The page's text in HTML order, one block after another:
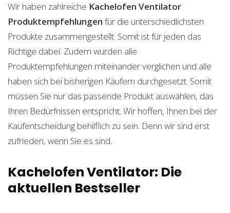
Wir haben zahlreiche Kachelofen Ventilator
Produktempfehlungen für die unterschiedlichsten
Produkte zusammengestellt. Somit ist für jeden das
Richtige dabei. Zudem wurden alle
Produktempfehlungen miteinander verglichen und alle
haben sich bei bisherigen Käufern durchgesetzt. Somit
müssen Sie nur das passende Produkt auswählen, das
Ihren Bedürfnissen entspricht. Wir hoffen, Ihnen bei der
Kaufentscheidung behilflich zu sein. Denn wir sind erst
zufrieden, wenn Sie es sind.
Kachelofen Ventilator: Die
aktuellen Bestseller